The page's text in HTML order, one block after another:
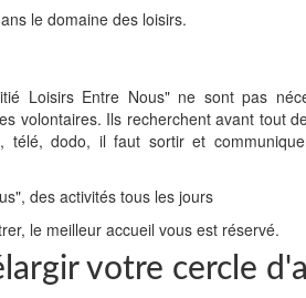
le domaine des loisirs.
Loisirs Entre Nous" ne sont pas
volontaires. Ils recherchent avant tout
télé, dodo, il faut sortir et
des activités tous les jours
le meilleur accueil vous est réservé.
votre cercle